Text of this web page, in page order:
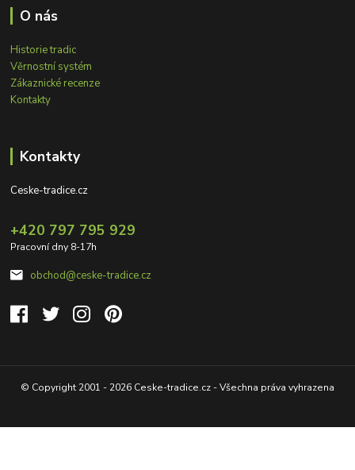
O nás
Historie tradic
Věrnostní systém
Zákaznické recenze
Kontakty
Kontakty
Ceske-tradice.cz
+420 797 795 929
Pracovní dny 8-17h
obchod@ceske-tradice.cz
© Copyright 2001 - 2026 Ceske-tradice.cz - Všechna práva vyhrazena